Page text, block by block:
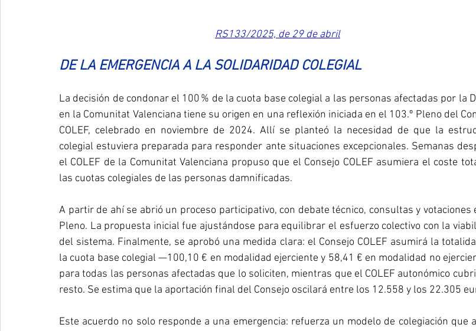
RS133/2025, de 29 de abril
DE LA EMERGENCIA A LA SOLIDARIDAD COLEGIAL
La decisión de condonar el 100 % de la cuota base colegial a las personas afectadas por la
en la Comunitat Valenciana tiene su origen en una reflexión iniciada en el 103.º Pleno del
COLEF, celebrado en noviembre de 2024. Allí se planteó la necesidad de que la
colegial estuviera preparada para responder ante situaciones excepcionales. Semanas
el COLEF de la Comunitat Valenciana propuso que el Consejo COLEF asumiera el coste
las cuotas colegiales de las personas damnificadas.
A partir de ahí se abrió un proceso participativo, con debate técnico, consultas y votaciones
Pleno. La propuesta inicial fue ajustándose para equilibrar el esfuerzo colectivo con la
del sistema. Finalmente, se aprobó una medida clara: el Consejo COLEF asumirá la
la cuota base colegial —100,10 € en modalidad ejerciente y 58,41 € en modalidad no
para todas las personas afectadas que lo soliciten, mientras que el COLEF autonómico
resto. Se estima que la aportación final del Consejo oscilará entre los 12.558 y los 22.305
Este acuerdo no solo responde a una emergencia: refuerza un modelo de colegiación que